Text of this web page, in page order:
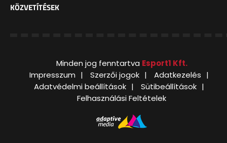
KÖZVETÍTÉSEK
Minden jog fenntartva Esport1 Kft.
Impresszum
Szerzői jogok
Adatkezelés
Adatvédelmi beállítások
Sütibeállítások
Felhasználási Feltételek